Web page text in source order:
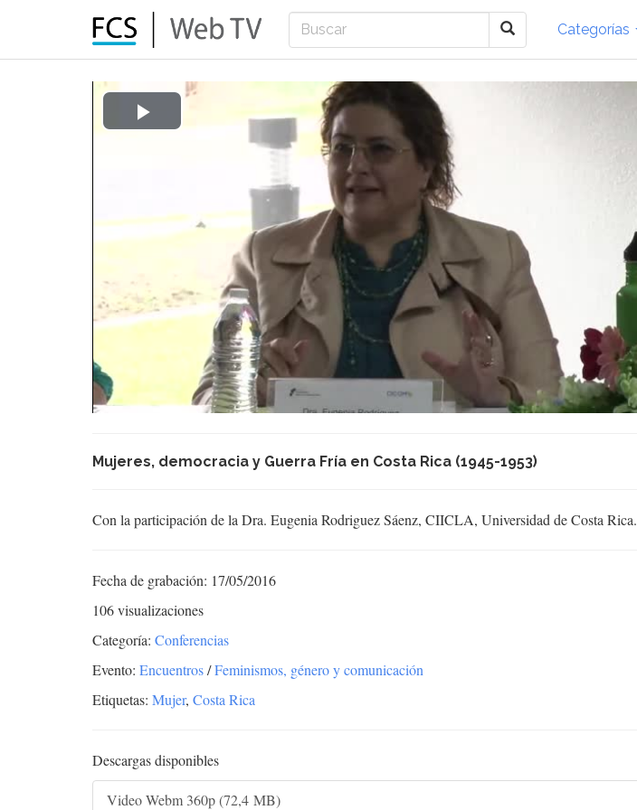
Categorías
Play
Mujeres, democracia y Guerra Fría en Costa Rica (1945-1953)
Con la participación de la Dra. Eugenia Rodriguez Sáenz, CIICLA, Universidad de Costa Rica.
Fecha de grabación: 17/05/2016
106 visualizaciones
Categoría: Conferencias
Evento: Encuentros/Feminismos, género y comunicación
Etiquetas: Mujer, Costa Rica
Descargas disponibles
Video Webm 360p (72,4 MB)